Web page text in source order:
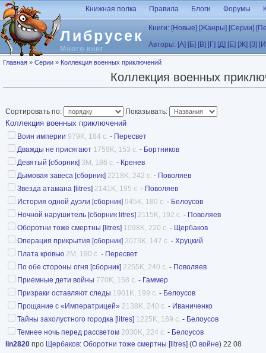
Перейти к основному содержанию
Либрусек
Много книг
Книжная полка Правила Блоги Форумы
Книги: [Новые] [Жанры] [Серии]
Авторы: [А] [Б] [В] [Г] [Д] [Е] [Ж] [З]
Вы здесь
Главная » Серии » Коллекция военных приключений
Коллекция военных
Сортировать по: Показывать:
Коллекция военных приключений
Воин империи 979K, 184 с. - Пересвет
Дважды не присягают 1759K, 153 с. - Бортников
Девятый [сборник] 3M, 186 с. - Кренев
Дымовая завеса [сборник] 2218K, 242 с. - Поволяев
Звезда атамана [litres] 2141K, 195 с. - Поволяев
История одной дуэли [сборник] 945K, 180 с. - Белоусов
Ночной нарушитель [сборник litres] 2115K, 192 с. - Поволяев
Оборотни тоже смертны [litres] 1098K, 220 с. - Щербаков
Операция прикрытия [сборник] 2073K, 147 с. - Хруцкий
Плата кровью 2M, 190 с. - Пересвет
По обе стороны огня [сборник] 2255K, 240 с. - Поволяев
Приемные дети войны 770K, 158 с. - Гаммер
Призраки оставляют следы 1901K, 199 с. - Белоусов
Прощание с «Императрицей» 2138K, 240 с. - Иваниченко
Тайны захолустного городка [litres] 1225K, 169 с. - Белоусов
Темнее ночь перед рассветом 2030K, 224 с. - Белоусов
lin2820 про Щербаков: Оборотни тоже смертны [litres] (О войне) 22 08